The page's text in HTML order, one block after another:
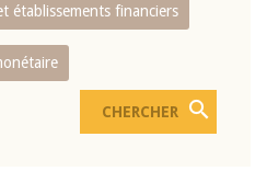
établissements financiers